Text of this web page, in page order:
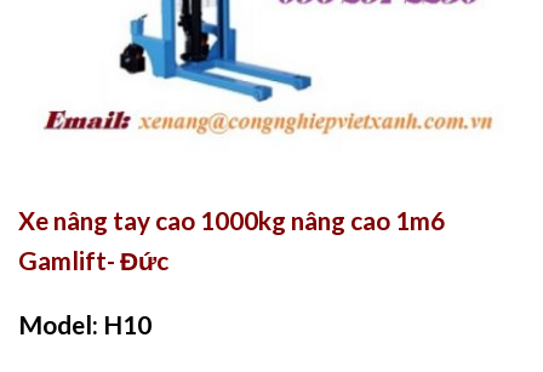
Xe nâng tay cao 1000kg nâng cao 1m6
Gamlift- Đức
Model: H10